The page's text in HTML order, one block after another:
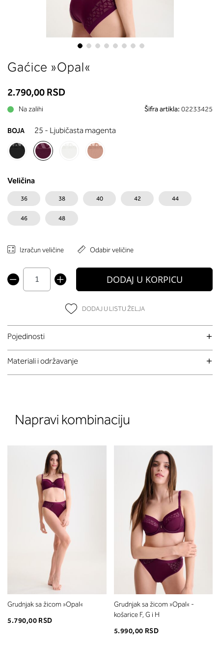
to
beginning
the
gallery
Gaćice »Opal«
2.790,00 RSD
Na zalihi Šifra artikla: 02233425
BOJA 25 - Ljubičasta magenta
Veličina
36 38 40 42 44
46 48
Izračun veličine Odabir veličine
DODAJ U KORPICU
DODAJ U LISTU ŽELJA
Pojedinosti
Materiali i održavanje
Napravi kombinaciju
Grudnjak sa žicom »Opal«
5.790,00 RSD
Grudnjak sa žicom »Opal« -
košarice F, G i H
5.990,00 RSD
koja dubina korpe odgovara vašoj
(A, B...) - potražite u koloni koju ste
naveli sa obimom grudi.